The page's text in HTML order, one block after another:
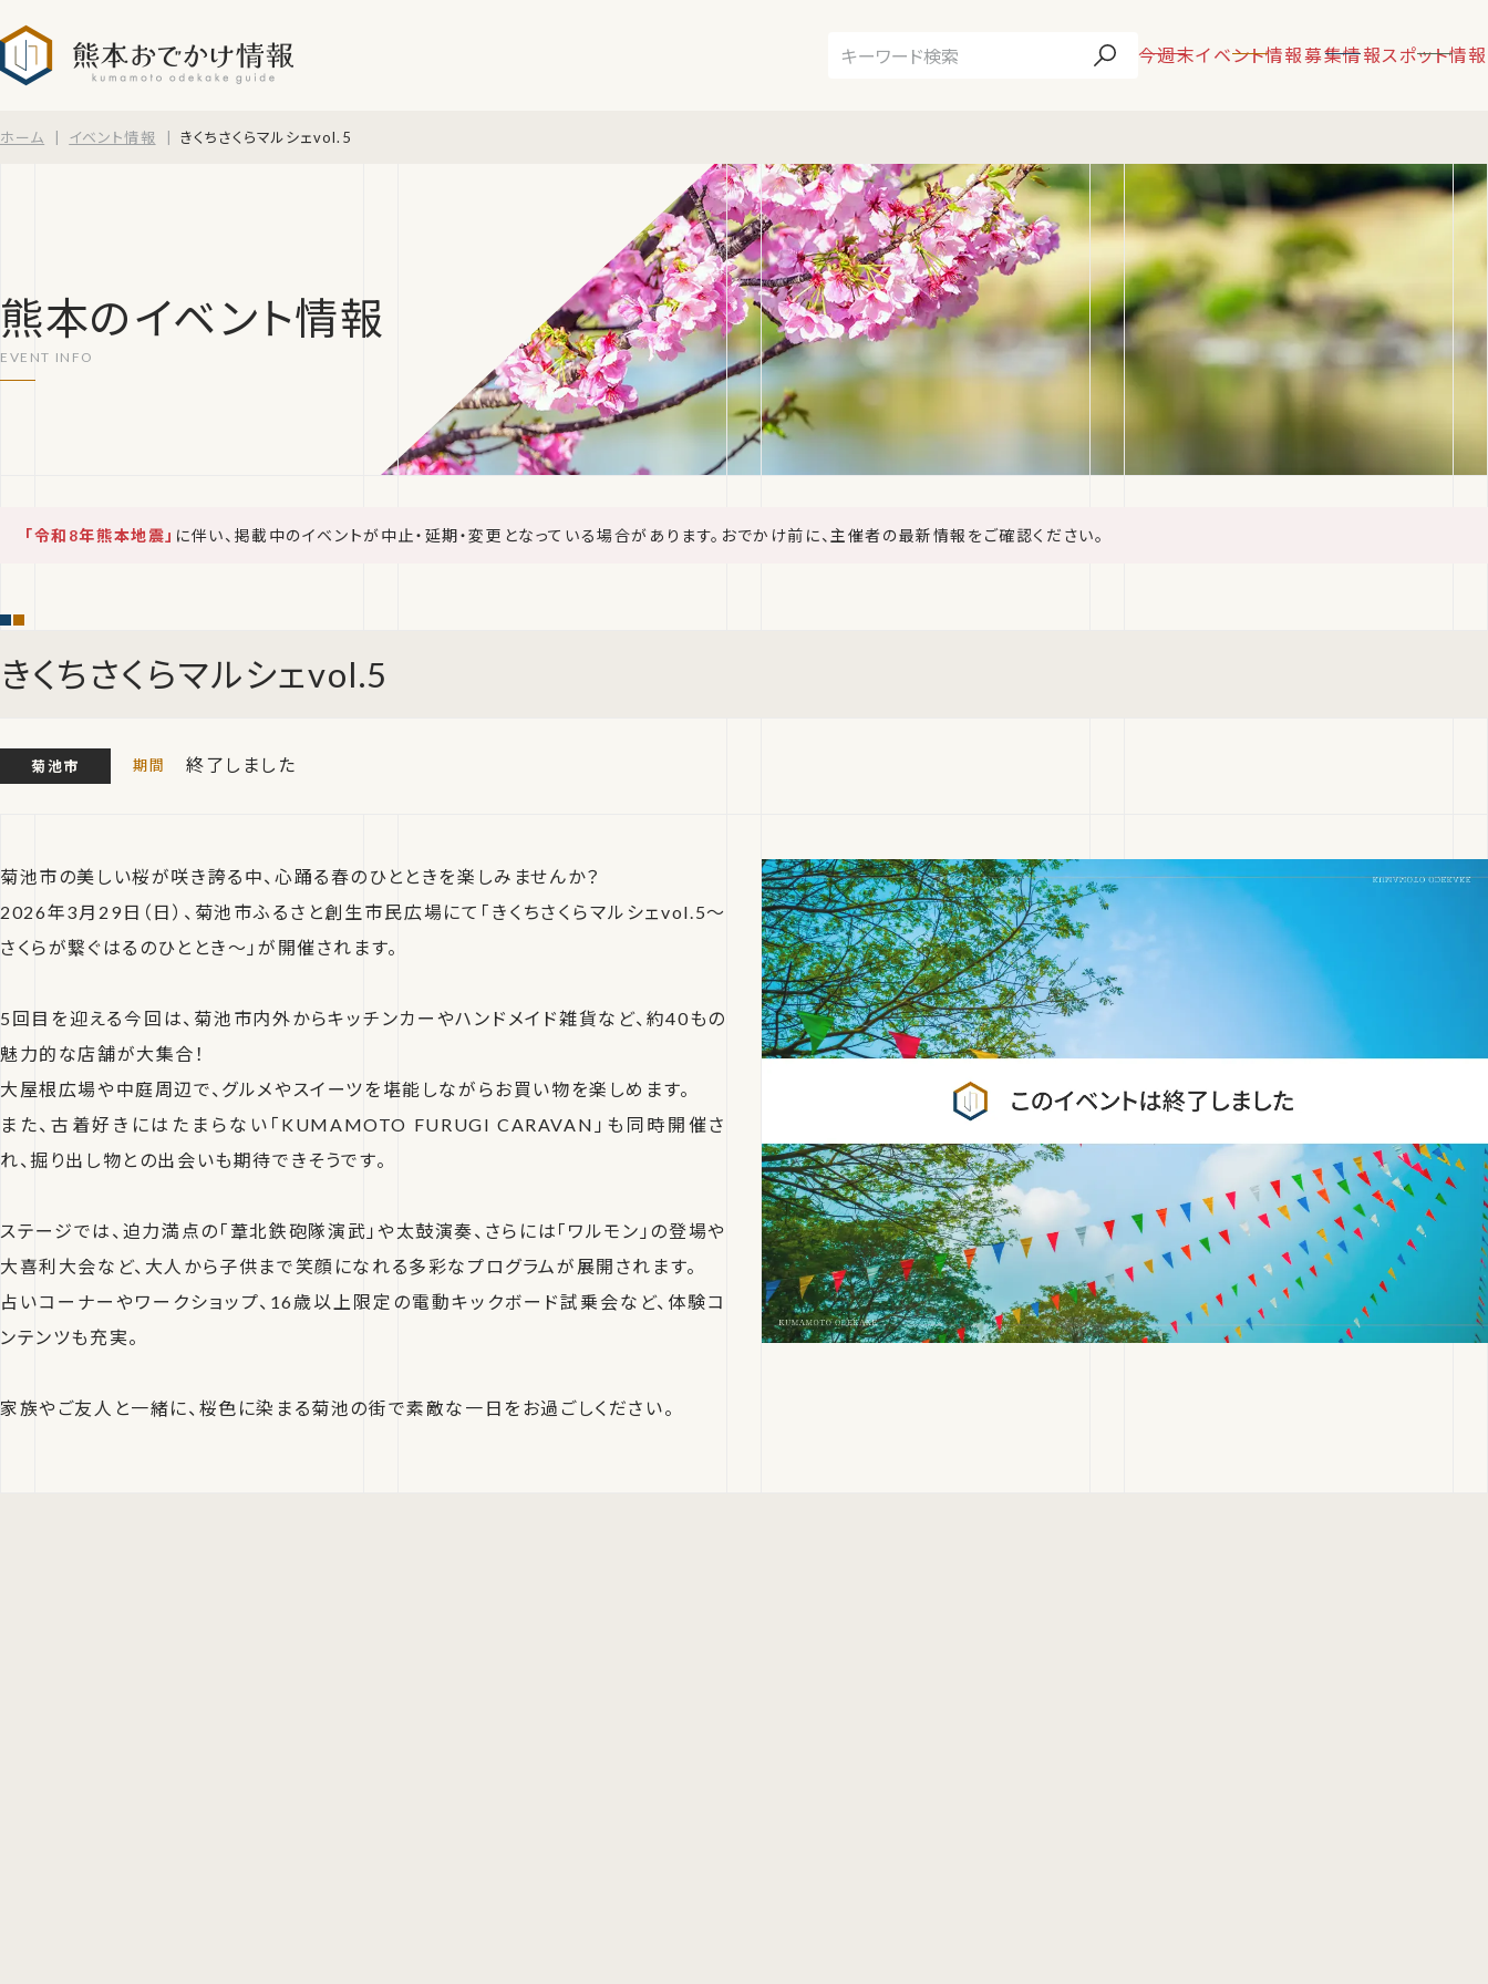
今週末イベント情報募集情報スポット情報
ホーム イベント情報 きくちさくらマルシェvol.5
熊本のイベント情報
「令和8年熊本地震」 に伴い、掲載中のイベントが中止・延期・変更となっている場合があります。おでかけ前に、主催者の最新情報をご確認ください。
きくちさくらマルシェvol.5
菊池市 終了しました
菊池市の美しい桜が咲き誇る中、心踊る春のひとときを楽しみませんか？
2026年3月29日（日）、菊池市ふるさと創生市民広場にて「きくちさくらマルシェvol.5〜
さくらが繋ぐはるのひととき〜」が開催されます。
5回目を迎える今回は、菊池市内外からキッチンカーやハンドメイド雑貨など、約40もの
魅力的な店舗が大集合！
大屋根広場や中庭周辺で、グルメやスイーツを堪能しながらお買い物を楽しめます。
また、古着好きにはたまらない「KUMAMOTO FURUGI CARAVAN」も同時開催さ
れ、掘り出し物との出会いも期待できそうです。
ステージでは、迫力満点の「葦北鉄砲隊演武」や太鼓演奏、さらには「ワルモン」の登場や
大喜利大会など、大人から子供まで笑顔になれる多彩なプログラムが展開されます。
占いコーナーやワークショップ、16歳以上限定の電動キックボード試乗会など、体験コ
ンテンツも充実。
家族やご友人と一緒に、桜色に染まる菊池の街で素敵な一日をお過ごしください。